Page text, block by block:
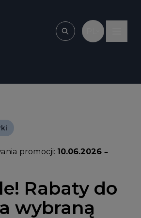
Wpisz, czego
promocji: 10.06.2026 –
Rabaty do
wybraną